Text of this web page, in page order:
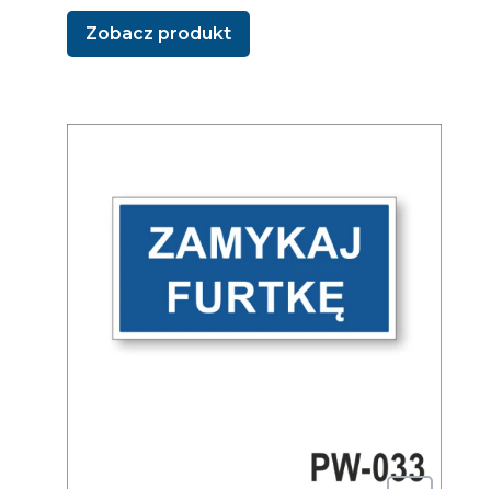
Zobacz produkt